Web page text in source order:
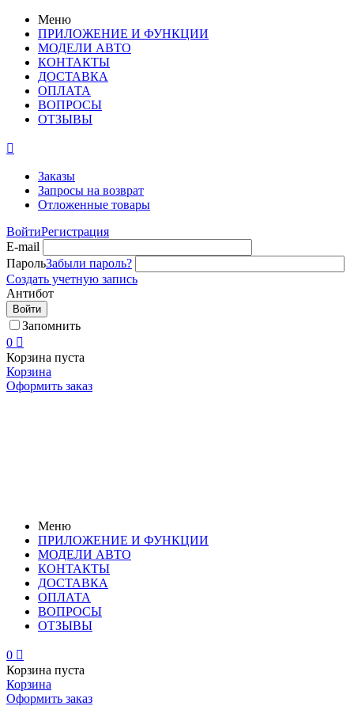
Меню
ПРИЛОЖЕНИЕ И ФУНКЦИИ
МОДЕЛИ АВТО
КОНТАКТЫ
ДОСТАВКА
ОПЛАТА
ВОПРОСЫ
ОТЗЫВЫ

Заказы
Запросы на возврат
Отложенные товары
ВойтиРегистрация
E-mail
ПарольЗабыли пароль?
Создать учетную запись
Антибот
Войти
Запомнить
0 
Корзина пуста
Корзина
Оформить заказ
Меню
ПРИЛОЖЕНИЕ И ФУНКЦИИ
МОДЕЛИ АВТО
КОНТАКТЫ
ДОСТАВКА
ОПЛАТА
ВОПРОСЫ
ОТЗЫВЫ
0 
Корзина пуста
Корзина
Оформить заказ